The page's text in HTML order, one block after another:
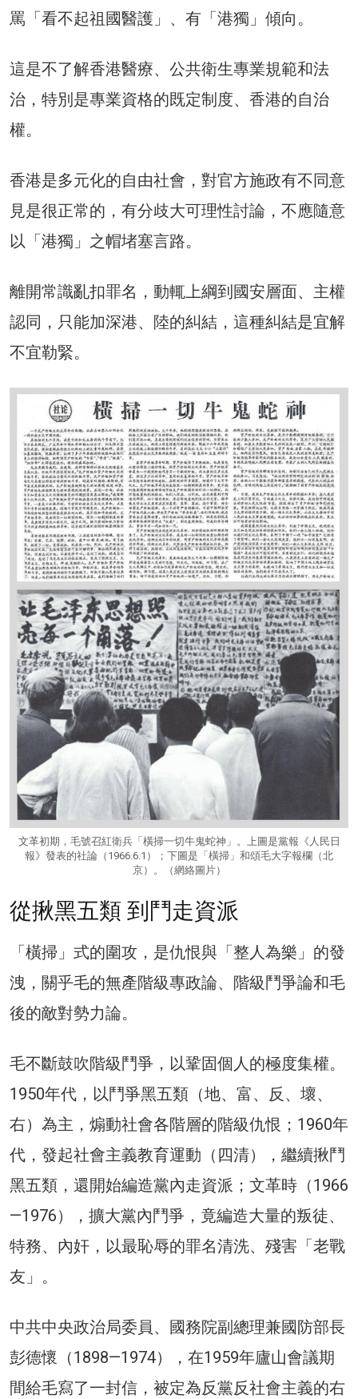
罵「看不起祖國醫護」、有「港獨」傾向。
這是不了解香港醫療、公共衛生專業規範和法
治，特別是專業資格的既定制度、香港的自治
權。
香港是多元化的自由社會，對官方施政有不同意
見是很正常的，有分歧大可理性討論，不應隨意
以「港獨」之帽堵塞言路。
離開常識亂扣罪名，動輒上綱到國安層面、主權
認同，只能加深港、陸的糾結，這種糾結是宜解
不宜勒緊。
文革初期，毛號召紅衛兵「橫掃一切牛鬼蛇神」。上圖是黨報《人民日
報》發表的社論（1966.6.1）；下圖是「橫掃」和頌毛大字報欄（北
京）。（網絡圖片）
從揪黑五類 到鬥走資派
「橫掃」式的圍攻，是仇恨與「整人為樂」的發
洩，關乎毛的無產階級專政論、階級鬥爭論和毛
後的敵對勢力論。
毛不斷鼓吹階級鬥爭，以鞏固個人的極度集權。
1950年代，以鬥爭黑五類（地、富、反、壞、
右）為主，煽動社會各階層的階級仇恨；1960年
代，發起社會主義教育運動（四清），繼續揪鬥
黑五類，還開始編造黨內走資派；文革時（1966
—1976），擴大黨內鬥爭，竟編造大量的叛徒、
特務、內奸，以最恥辱的罪名清洗、殘害「老戰
友」。
中共中央政治局委員、國務院副總理兼國防部長
彭德懷（1898—1974），在1959年廬山會議期
間給毛寫了一封信，被定為反黨反社會主義的右